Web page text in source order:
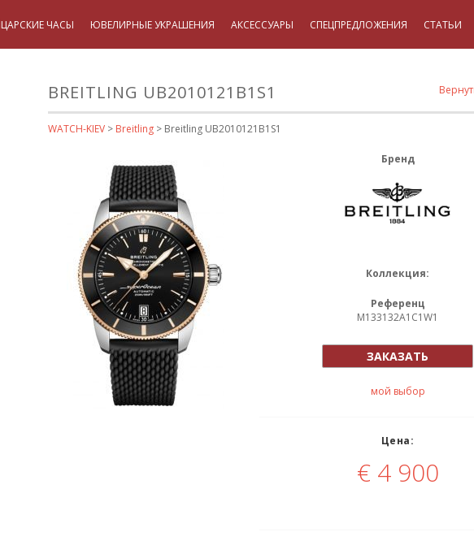
ЧАСЫ ЮВЕЛИРНЫЕ УКРАШЕНИЯ АКСЕССУАРЫ СПЕЦПРЕДЛОЖЕНИЯ СТАТЬИ
BREITLING UB2010121B1S1
WATCH-KIEV > Breitling > Breitling UB2010121B1S1
Бренд
Коллекция:
Референц
M133132A1C1W1
ЗАКАЗАТЬ
мой выбор
Цена:
€4 900